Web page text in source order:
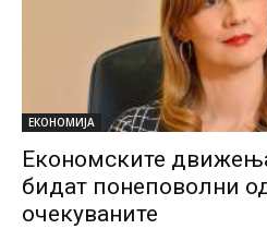
ЕКОНОМИЈА
Економските
бидат понеповолни
очекуваните